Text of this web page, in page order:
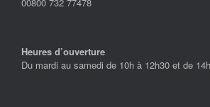
Heures d’ouverture
Du mardi au samedi de 10h à 12h30 et de